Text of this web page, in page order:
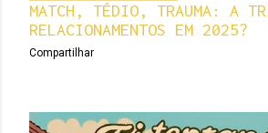
MATCH, TÉDIO, TRAUMA: A
RELACIONAMENTOS EM 2025?
Compartilhar